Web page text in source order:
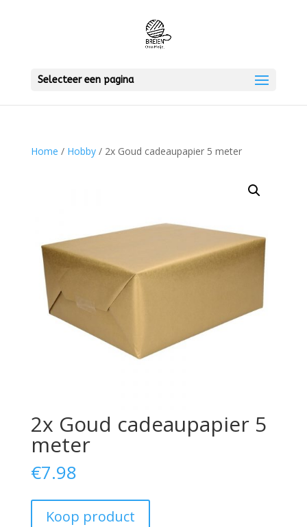
Selecteer een pagina
Home / Hobby/ 2x Goud cadeaupapier 5 meter
2x Goud cadeaupapier 5
meter
€7.98
Koop product